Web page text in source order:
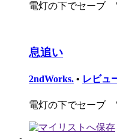
電灯の下でセーブ
息追い
2ndWorks. • レビュ
電灯の下でセーブ